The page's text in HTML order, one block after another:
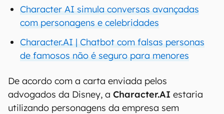
Character AI simula conversas avançadas
com personagens e celebridades
Character.AI | Chatbot com falsas personas
de famosos não é seguro para menores
De acordo com a carta enviada pelos
advogados da Disney, a Character.AI estaria
utilizando personagens da empresa sem